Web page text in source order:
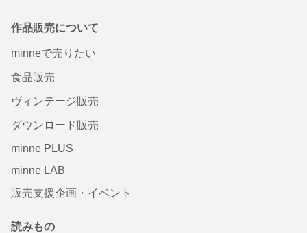
作品販売について
minneで売りたい
食品販売
ヴィンテージ販売
ダウンロード販売
minne PLUS
minne LAB
販売支援企画・イベント
読みもの